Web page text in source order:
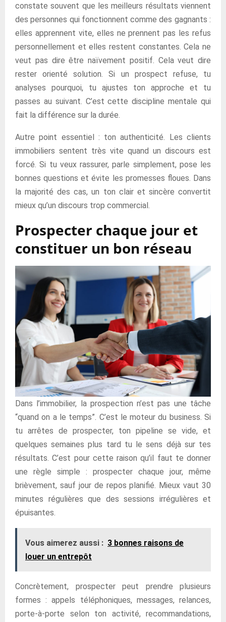
constate souvent que les meilleurs résultats viennent
des personnes qui fonctionnent comme des gagnants :
elles apprennent vite, elles ne prennent pas les refus
personnellement et elles restent constantes. Cela ne
veut pas dire être naïvement positif. Cela veut dire
rester orienté solution. Si un prospect refuse, tu
analyses pourquoi, tu ajustes ton approche et tu
passes au suivant. C’est cette discipline mentale qui
fait la différence sur la durée.
Autre point essentiel : ton authenticité. Les clients
immobiliers sentent très vite quand un discours est
forcé. Si tu veux rassurer, parle simplement, pose les
bonnes questions et évite les promesses floues. Dans
la majorité des cas, un ton clair et sincère convertit
mieux qu’un discours trop commercial.
Prospecter chaque jour et
constituer un bon réseau
Dans l’immobilier, la prospection n’est pas une tâche
“quand on a le temps”. C’est le moteur du business. Si
tu arrêtes de prospecter, ton pipeline se vide, et
quelques semaines plus tard tu le sens déjà sur tes
résultats. C’est pour cette raison qu’il faut te donner
une règle simple : prospecter chaque jour, même
brièvement, sauf jour de repos planifié. Mieux vaut 30
minutes régulières que des sessions irrégulières et
épuisantes.
Vous aimerez aussi : 3 bonnes raisons de
louer un entrepôt
Concrètement, prospecter peut prendre plusieurs
formes : appels téléphoniques, messages, relances,
porte-à-porte selon ton activité, recommandations,